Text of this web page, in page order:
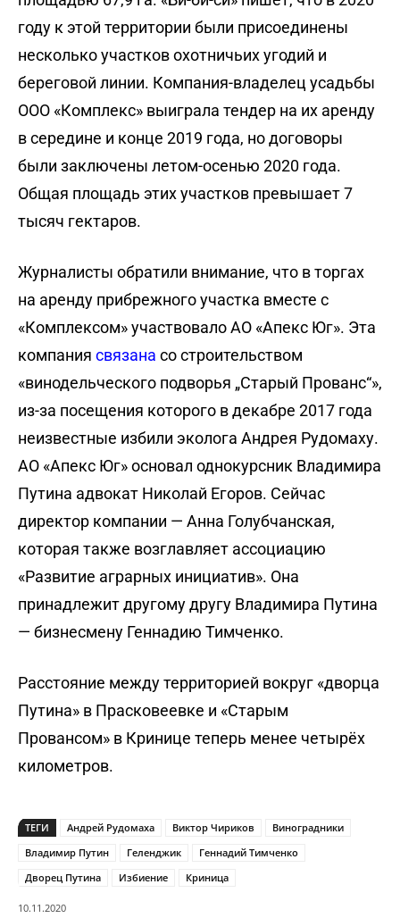
году к этой территории были присоединены
несколько участков охотничьих угодий и
береговой линии. Компания-владелец усадьбы
ООО «Комплекс» выиграла тендер на их аренду
в середине и конце 2019 года, но договоры
были заключены летом-осенью 2020 года.
Общая площадь этих участков превышает 7
тысяч гектаров.
Журналисты обратили внимание, что в торгах
на аренду прибрежного участка вместе с
«Комплексом» участвовало АО «Апекс Юг». Эта
компания связана со строительством
«винодельческого подворья „Старый Прованс“»,
из-за посещения которого в декабре 2017 года
неизвестные избили эколога Андрея Рудомаху.
АО «Апекс Юг» основал однокурсник Владимира
Путина адвокат Николай Егоров. Сейчас
директор компании — Анна Голубчанская,
которая также возглавляет ассоциацию
«Развитие аграрных инициатив». Она
принадлежит другому другу Владимира Путина
— бизнесмену Геннадию Тимченко.
Расстояние между территорией вокруг «дворца
Путина» в Прасковеевке и «Старым
Провансом» в Кринице теперь менее четырёх
километров.
ТЕГИ Андрей Рудомаха Виктор Чириков
Виноградники
Владимир Путин
Геленджик
Геннадий Тимченко
Дворец Путина
Избиение Криница
10.11.2020